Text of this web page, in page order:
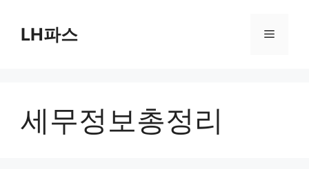
LH파스 메
세무정보총정리